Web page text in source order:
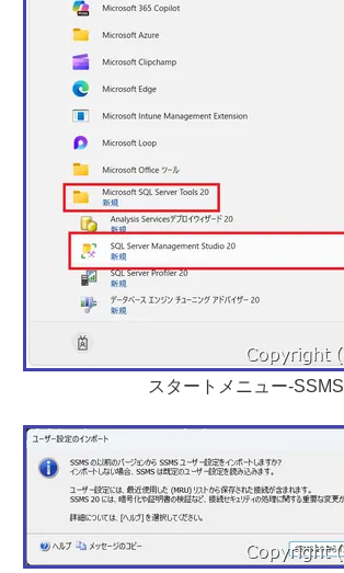
スタートメニュー-SSMS